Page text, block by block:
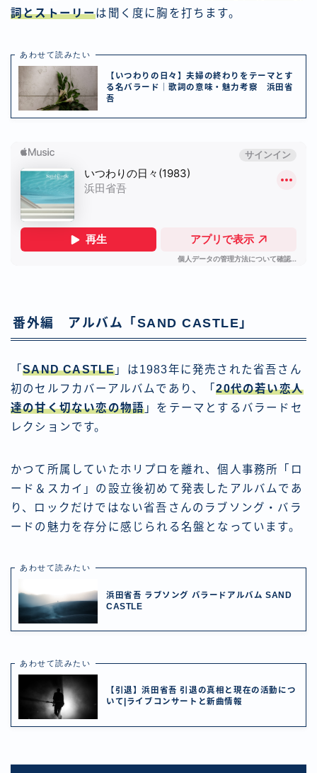
詞とストーリーは聞く度に胸を打ちます。
あわせて読みたい
【いつわりの日々】夫婦の終わりをテーマとす
る名バラード｜歌詞の意味・魅力考察 浜田省
吾
番外編 アルバム「SAND CASTLE」
「SAND CASTLE 」は1983年に発売された省吾さん
初のセルフカバーアルバムであり、「20代の若い恋人
達の甘く切ない恋の物語 」をテーマとするバラードセ
レクションです。
かつて所属していたホリプロを離れ、個人事務所「ロ
ード＆スカイ」の設立後初めて発表したアルバムであ
り、ロックだけではない省吾さんのラブソング・バラ
ードの魅力を存分に感じられる名盤となっています。
あわせて読みたい
浜田省吾 ラブソング バラードアルバム SAND
CASTLE
あわせて読みたい
【引退】浜田省吾 引退の真相と現在の活動につ
いて|ライブコンサートと新曲情報